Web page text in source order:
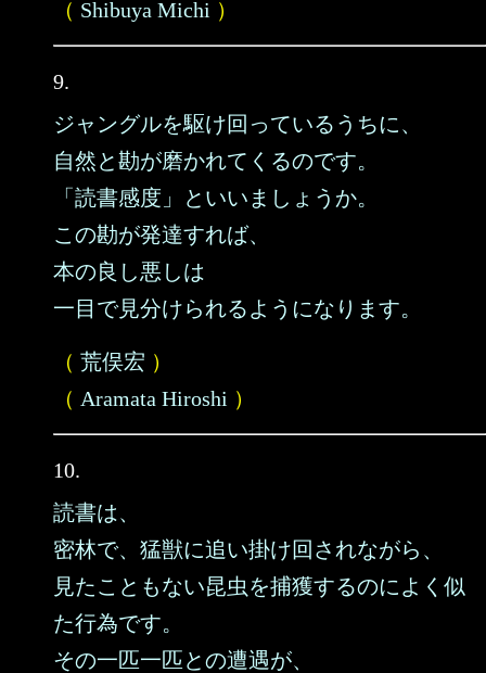
（ Shibuya Michi ）
9.
ジャングルを駆け回っているうちに、
自然と勘が磨かれてくるのです。
「読書感度」といいましょうか。
この勘が発達すれば、
本の良し悪しは
一目で見分けられるようになります。
（ 荒俣宏 ）
（ Aramata Hiroshi ）
10.
読書は、
密林で、猛獣に追い掛け回されながら、
見たこともない昆虫を捕獲するのによく似
た行為です。
その一匹一匹との遭遇が、